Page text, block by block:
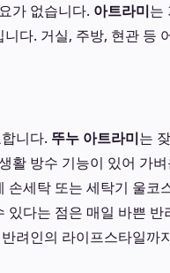
가 없습니다. 아트라미는
니다. 거실, 주방, 현관 등
니다. 뚜누 아트라미는
활 방수 기능이 있어 가
세탁 또는 세탁기 울코
다는 점은 매일 바쁜
려인의 라이프스타일까